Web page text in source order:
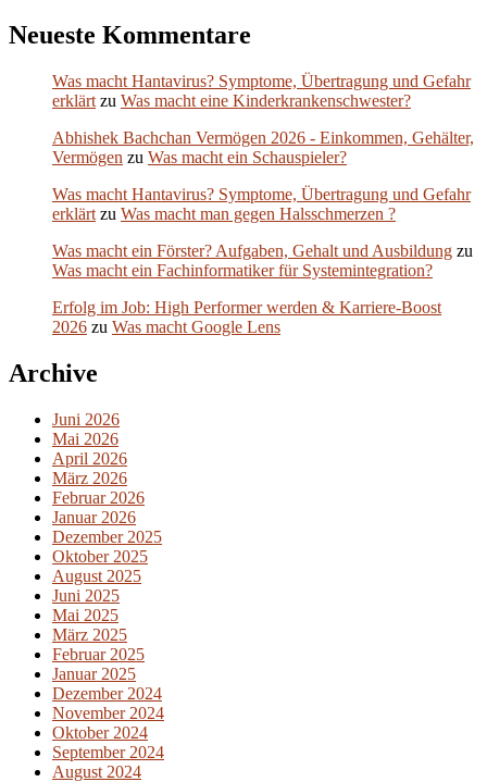
Neueste Kommentare
Was macht Hantavirus? Symptome, Übertragung und Gefahr
erklärt zu Was macht eine Kinderkrankenschwester?
Abhishek Bachchan Vermögen 2026 - Einkommen, Gehälter,
Vermögen zu Was macht ein Schauspieler?
Was macht Hantavirus? Symptome, Übertragung und Gefahr
erklärt zu Was macht man gegen Halsschmerzen ?
Was macht ein Förster? Aufgaben, Gehalt und Ausbildung zu
Was macht ein Fachinformatiker für Systemintegration?
Erfolg im Job: High Performer werden & Karriere-Boost
2026 zu Was macht Google Lens
Archive
Juni 2026
Mai 2026
April 2026
März 2026
Februar 2026
Januar 2026
Dezember 2025
Oktober 2025
August 2025
Juni 2025
Mai 2025
März 2025
Februar 2025
Januar 2025
Dezember 2024
November 2024
Oktober 2024
September 2024
August 2024